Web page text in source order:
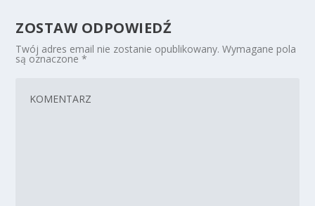
ZOSTAW ODPOWIEDŹ
Twój adres email nie zostanie opublikowany. Wymagane pola
są oznaczone*